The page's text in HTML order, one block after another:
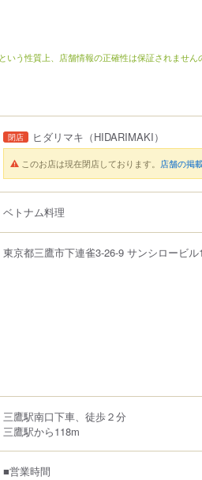
いう性質上、店舗情報の正確性は保証されません
閉店 ヒダリマキ （HIDARIMAKI）
このお店は現在閉店しております。 店舗の掲
ベトナム料理
東京都三鷹市下連雀3-26-9 サンシロービル
三鷹駅南口下車、徒歩２分
三鷹駅から118m
■営業時間